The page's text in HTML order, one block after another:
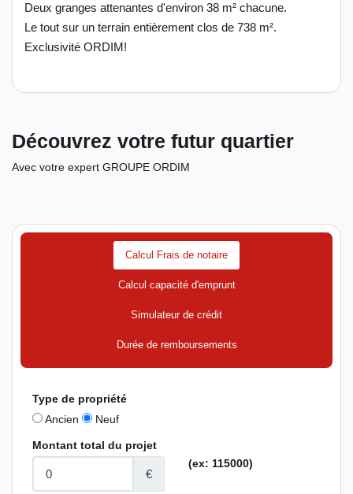
Deux granges attenantes d'environ 38 m² chacune.
Le tout sur un terrain entièrement clos de 738 m².
Exclusivité ORDIM!
Découvrez votre futur quartier
Avec votre expert GROUPE ORDIM
Calcul Frais de notaire
Calcul capacité d'emprunt
Simulateur de crédit
Durée de remboursements